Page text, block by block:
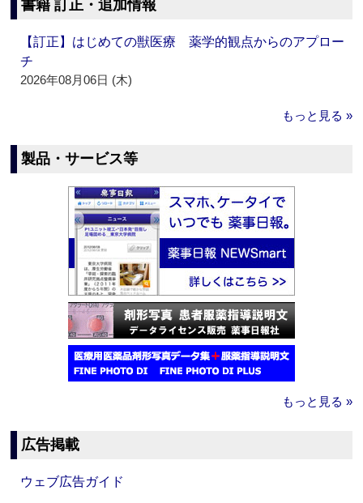
書籍 訂正・追加情報
【訂正】はじめての獣医療 薬学的観点からのアプロー
チ
2026年08月06日 (木)
もっと見る »
製品・サービス等
もっと見る »
広告掲載
ウェブ広告ガイド